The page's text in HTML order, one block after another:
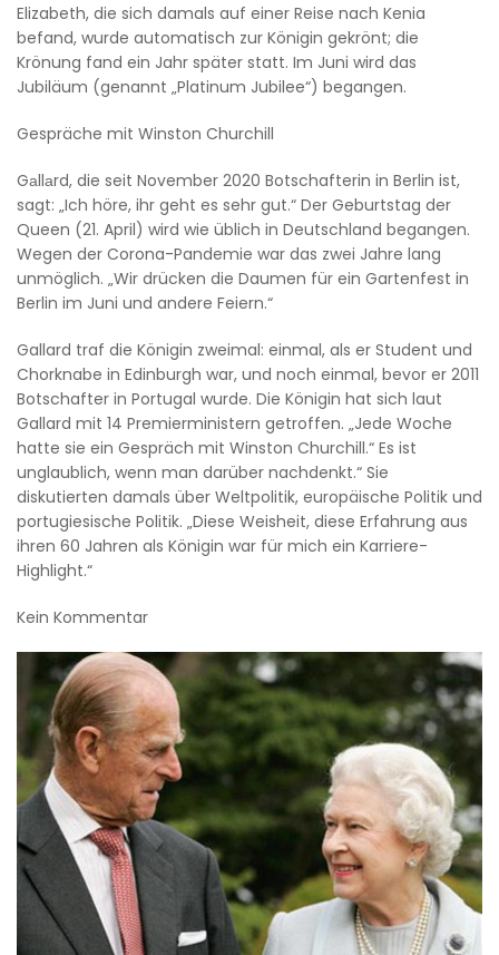
Elizabeth, die sich damals auf einer Reise nach Kenia
befand, wurde automatisch zur Königin gekrönt; die
Krönung fand ein Jahr später statt. Im Juni wird das
Jubiläum (genannt „Platinum Jubilee“) begangen.
Gespräche mit Winston Churchill
Gаllаrd, die seit November 2020 Botschafterin in Berlin ist,
sagt: „Ich höre, ihr geht es sehr gut.“ Der Geburtstag der
Queen (21. April) wird wie üblich in Deutschland begangen.
Wegen der Corona-Pandemie war das zwei Jahre lang
unmöglich. „Wir drücken die Daumen für ein Gartenfest in
Berlin im Juni und andere Feiern.“
Gallard traf die Königin zweimal: einmal, als er Student und
Chorknabe in Edinburgh war, und noch einmal, bevor er 2011
Botschafter in Portugal wurde. Die Königin hat sich laut
Gallard mit 14 Premierministern getroffen. „Jede Woche
hatte sie ein Gespräch mit Winston Churchill.“ Es ist
unglaublich, wenn man darüber nachdenkt.“ Sie
diskutierten damals über Weltpolitik, europäische Politik und
portugiesische Politik. „Diese Weisheit, diese Erfahrung aus
ihren 60 Jahren als Königin war für mich ein Karriere-
Highlight.“
Kein Kommentar